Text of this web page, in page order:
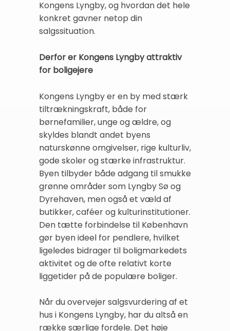
Kongens Lyngby, og hvordan det hele
konkret gavner netop din
salgssituation.
Derfor er Kongens Lyngby attraktiv
for boligejere
Kongens Lyngby er en by med stærk
tiltrækningskraft, både for
børnefamilier, unge og ældre, og
skyldes blandt andet byens
naturskønne omgivelser, rige kulturliv,
gode skoler og stærke infrastruktur.
Byen tilbyder både adgang til smukke
grønne områder som Lyngby Sø og
Dyrehaven, men også et væld af
butikker, caféer og kulturinstitutioner.
Den tætte forbindelse til København
gør byen ideel for pendlere, hvilket
ligeledes bidrager til boligmarkedets
aktivitet og de ofte relativt korte
liggetider på de populære boliger.
Når du overvejer salgsvurdering af et
hus i Kongens Lyngby, har du altså en
række særlige fordele. Det høje